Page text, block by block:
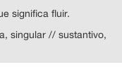
significa fluir.
singular // sustantivo,